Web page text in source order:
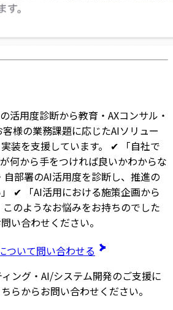
活用度診断から教育・AXコンサル・
様の業務課題に応じたAIソリュー
装を支援しています。 ✔ 「自社で
何から手をつければ良いかわからな
部署のAI活用度を診断し、推進の
✔ 「AI活用における施策企画から
のようなお悩みをお持ちのでした
い合わせください。
ついて問い合わせる
ング・AI/システム開発のご支援に
らからお問い合わせください。